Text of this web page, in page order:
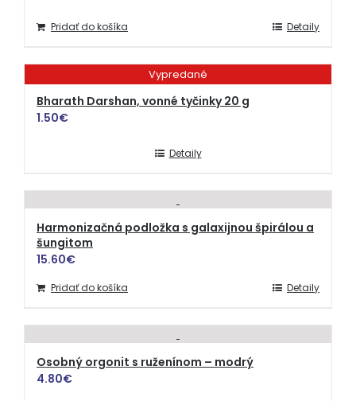
Pridať do košíka Detaily
Vypredané
Bharath Darshan, vonné tyčinky 20 g
1.50€
Detaily
Harmonizačná podložka s galaxijnou špirálou a
šungitom
15.60€
Pridať do košíka Detaily
Osobný orgonit s ruženínom – modrý
4.80€